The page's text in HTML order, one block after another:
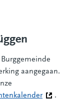
aangegaan.
(Deze
.